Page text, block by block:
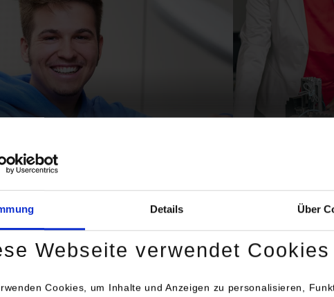
Details Über
Webseite verwendet Cookies
Cookies, um Inhalte und Anzeigen zu personalisieren,